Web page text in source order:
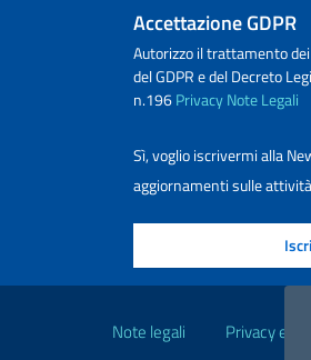
Accettazione GDPR
Autorizzo il trattamento
del GDPR e del Decreto
n.196PrivacyNote Legali
Sì, voglio iscrivermi alla
aggiornamenti sulle
Note legali Privacy e